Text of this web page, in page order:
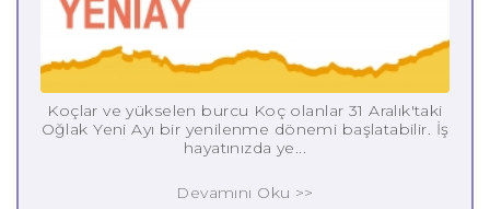
Koçlar ve yükselen burcu Koç olanlar 31 Aralık'taki
Oğlak Yeni Ayı bir yenilenme dönemi başlatabilir. İş
hayatınızda ye...
Devamını Oku >>